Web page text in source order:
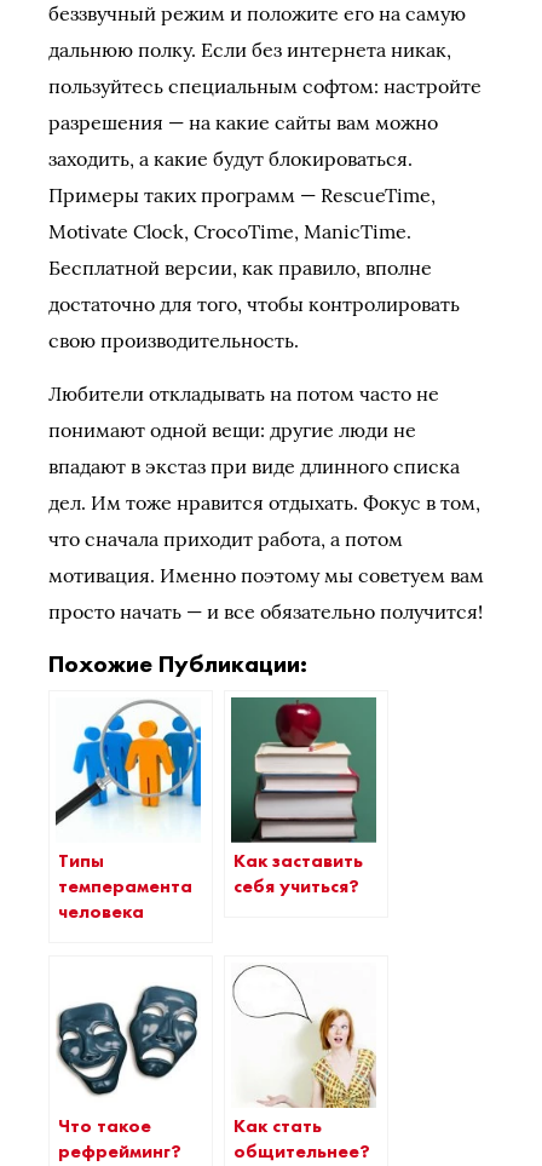
беззвучный режим и положите его на самую
дальнюю полку. Если без интернета никак,
пользуйтесь специальным софтом: настройте
разрешения — на какие сайты вам можно
заходить, а какие будут блокироваться.
Примеры таких программ — RescueTime,
Motivate Clock, CrocoTime, ManicTime.
Бесплатной версии, как правило, вполне
достаточно для того, чтобы контролировать
свою производительность.
Любители откладывать на потом часто не
понимают одной вещи: другие люди не
впадают в экстаз при виде длинного списка
дел. Им тоже нравится отдыхать. Фокус в том,
что сначала приходит работа, а потом
мотивация. Именно поэтому мы советуем вам
просто начать — и все обязательно получится!
Похожие Публикации:
Типы
темперамента
человека
Как заставить
себя учиться?
Что такое
рефрейминг?
Как стать
общительнее?